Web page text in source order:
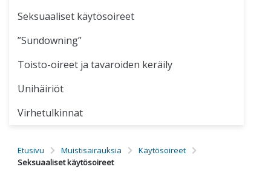
Seksuaaliset käytösoireet
”Sundowning”
Toisto-oireet ja tavaroiden keräily
Unihäiriöt
Virhetulkinnat
Etusivu Muistisairauksia
Käytösoireet
Seksuaaliset käytösoireet